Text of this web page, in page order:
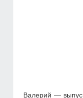
Валерий —